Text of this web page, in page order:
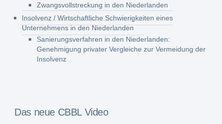
Zwangsvollstreckung in den Niederlanden
Insolvenz / Wirtschaftliche Schwierigkeiten eines
Unternehmens in den Niederlanden
Sanierungsverfahren in den Niederlanden:
Genehmigung privater Vergleiche zur Vermeidung der
Insolvenz
Das neue CBBL Video